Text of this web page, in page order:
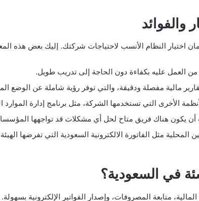
والفوائد
اختيار النظام الأنسب لاحتياجات شركتك. إليك بعض هذه
العمل عليه بكفاءة دون الحاجة إلى تدريب طويل.
مالية مفصلة ودقيقة، والتي توفر رؤية شاملة عن الوضع
الأخرى التي تستخدمها الشركة، مثل برنامج إدارة الموارد
أن يكون هناك فريق متاح لحل أي مشكلات قد تواجهها
مثل الفاتورة الالكترونية السعودية التي تفرضها
في السعودية؟
متابعة المصروفات، وإصدار الفواتير الإلكترونية